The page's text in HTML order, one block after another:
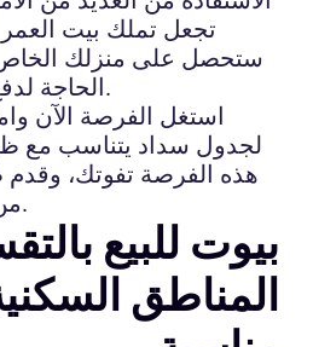
تجعل تملك بيت
ستحصل على منزلك
الحاجة لدفع المبلغ كاملاً مقدمًا.
استغل الفرصة الآن
لجدول سداد يتناسب مع
هذه الفرصة تفوتك، وقدم
من هذا العرض المميز.
بيوت للبيع
المناطق